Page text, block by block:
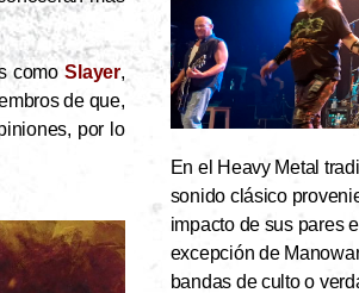
comoSlayer,
de que,
por lo
En el Heavy Metal
sonido clásico
impacto de sus pares
excepción de
bandas de culto o